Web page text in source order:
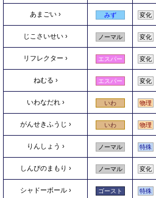
あまごい みず 変化
じこさいせい ノーマル 変化
リフレクター エスパー 変化
ねむる エスパー 変化
いわなだれ いわ 物理
がんせきふうじ いわ 物理
りんしょう ノーマル 特殊
しんぴのまもり ノーマル 変化
シャドーボール ゴースト 特殊